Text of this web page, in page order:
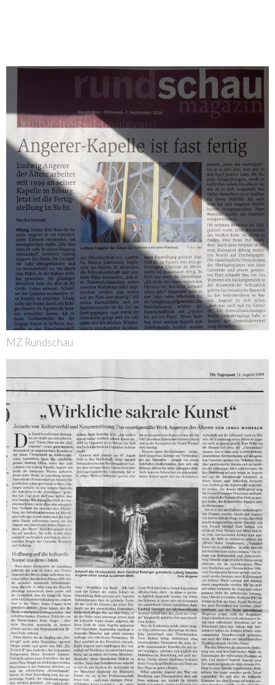
MZ Rundschau